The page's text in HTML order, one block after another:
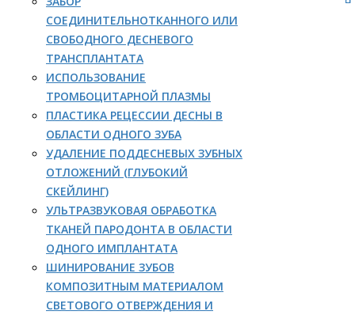
СОЕДИНИТЕЛЬНОТКАННОГО ИЛИ
СВОБОДНОГО ДЕСНЕВОГО
ТРАНСПЛАНТАТА
ИСПОЛЬЗОВАНИЕ
ТРОМБОЦИТАРНОЙ ПЛАЗМЫ
ПЛАСТИКА РЕЦЕССИИ ДЕСНЫ В
ОБЛАСТИ ОДНОГО ЗУБА
УДАЛЕНИЕ ПОДДЕСНЕВЫХ ЗУБНЫХ
ОТЛОЖЕНИЙ (ГЛУБОКИЙ
СКЕЙЛИНГ)
УЛЬТРАЗВУКОВАЯ ОБРАБОТКА
ТКАНЕЙ ПАРОДОНТА В ОБЛАСТИ
ОДНОГО ИМПЛАНТАТА
ШИНИРОВАНИЕ ЗУБОВ
КОМПОЗИТНЫМ МАТЕРИАЛОМ
СВЕТОВОГО ОТВЕРЖДЕНИЯ И